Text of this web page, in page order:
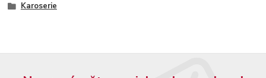
Karoserie